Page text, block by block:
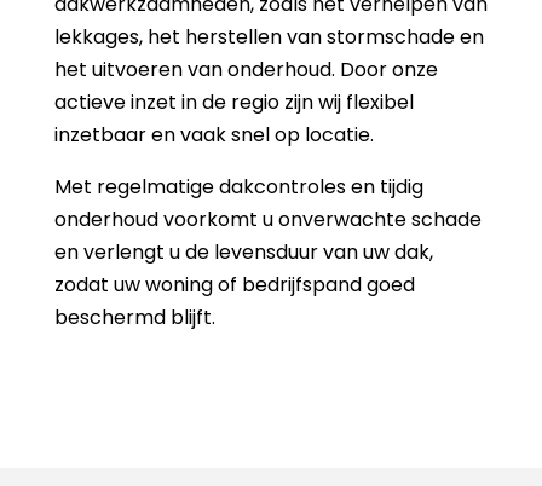
lekkages, het herstellen van stormschade en
het uitvoeren van onderhoud. Door onze
actieve inzet in de regio zijn wij flexibel
inzetbaar en vaak snel op locatie.
Met regelmatige dakcontroles en tijdig
onderhoud voorkomt u onverwachte schade
en verlengt u de levensduur van uw dak,
zodat uw woning of bedrijfspand goed
beschermd blijft.